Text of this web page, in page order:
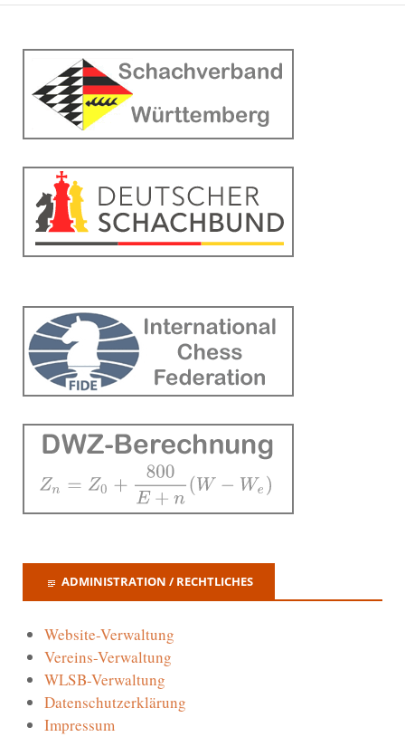
ADMINISTRATION / RECHTLICHES
Website-Verwaltung
Vereins-Verwaltung
WLSB-Verwaltung
Datenschutzerklärung
Impressum